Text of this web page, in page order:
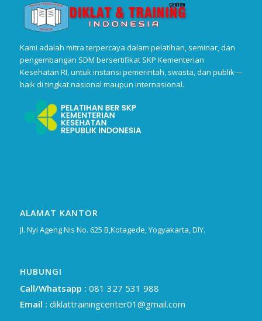
Kami adalah mitra terpercaya dalam pelatihan, seminar, dan
pengembangan SDM bersertifikat SKP Kementerian
Kesehatan RI, untuk instansi pemerintah, swasta, dan publik—
baik di tingkat nasional maupun internasional.
ALAMAT KANTOR
Jl. Nyi Ageng Nis No. 625 B,Kotagede, Yogyakarta, DIY.
HUBUNGI
Call/Whatsapp : 081 327 531 988
Email : diklattrainingcenter01@gmail.com